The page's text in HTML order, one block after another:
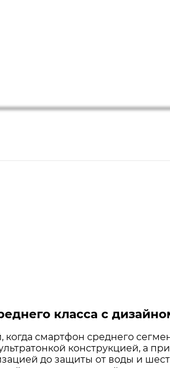
класса с
смартфон среднего
конструкцией,
до защиты от воды и